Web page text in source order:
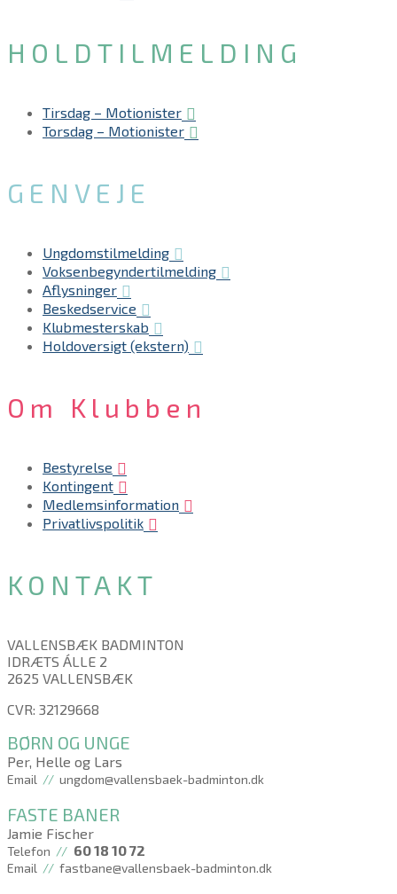
HOLD​TILMELDING
Tirsdag – Motionister
Torsdag – Motionister
GENVEJE
Ungdomstilmelding
Voksenbegyndertilmelding
Aflysninger
Beskedservice
Klubmesterskab
Holdoversigt (ekstern)
Om Klubben
Bestyrelse
Kontingent
Medlemsinformation
Privatlivspolitik
KONTAKT
VALLENSBÆK BADMINTON
IDRÆTS ÁLLE 2
2625 VALLENSBÆK
CVR: 32129668
BØRN OG UNGE
Per, Helle og Lars
Email // ungdom@vallensbaek-badminton.dk
FASTE BANER
Jamie Fischer
Telefon // 60 18 10 72
Email // fastbane@vallensbaek-badminton.dk